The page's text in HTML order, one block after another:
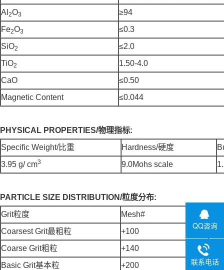
Al 2O3
≥94
Fe2O3
≤0.3
SiO2
≤2.0
TiO2
1.50-4.0
CaO
≤0.50
Magnetic Content
≤0.044
PHYSICAL PROPERTIES/物理指标:
Specific Weight/比重
Hardness/硬度
3.95 g/ cm3 9.0Mohs scale
PARTICLE SIZE DISTRIBUTION/粒度分布:
Grit粒度
Mesh#
Coarsest Grit最粗粒
+100
150
Coarse Grit粗粒
+140
106
Basic Grit基本粒
+200
75
QQ咨询
联系电话